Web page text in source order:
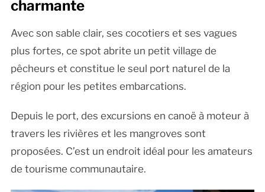
charmante
Avec son sable clair, ses cocotiers et ses vagues
plus fortes, ce spot abrite un petit village de
pêcheurs et constitue le seul port naturel de la
région pour les petites embarcations.
Depuis le port, des excursions en canoë à moteur à
travers les rivières et les mangroves sont
proposées. C’est un endroit idéal pour les amateurs
de tourisme communautaire.